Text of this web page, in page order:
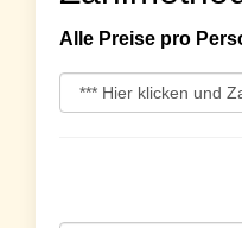
Alle Preise pro